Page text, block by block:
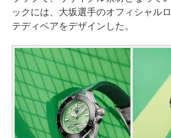
ックには、大坂選手のオフィシャル
テディベアをデザインした。